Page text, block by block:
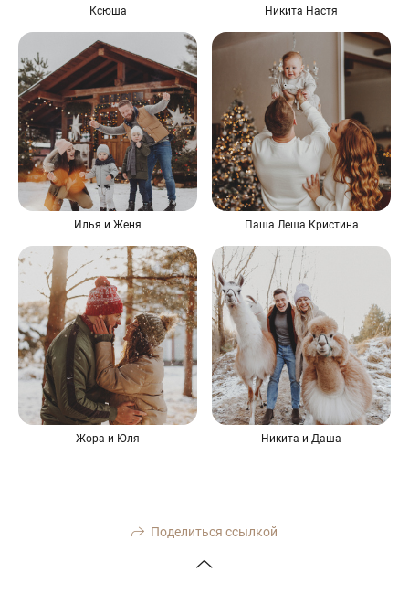
Ксюша Никита Настя
Илья и Женя Паша Леша Кристина
Жора и Юля Никита и Даша
Поделиться ссылкой